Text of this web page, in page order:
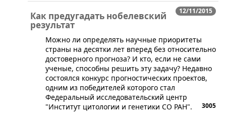
12/11/2015
Как предугадать нобелевский
результат
​Можно ли определять научные приоритеты
страны на десятки лет вперед без относительно
достоверного прогноза? И кто, если не сами
ученые, способны решить эту задачу? Недавно
состоялся конкурс прогностических проектов,
одним из победителей которого стал
Федеральный исследовательский центр
"Институт цитологии и генетики СО РАН".
3005